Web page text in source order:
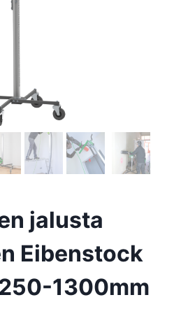
jalusta
Eibenstock
1300mm